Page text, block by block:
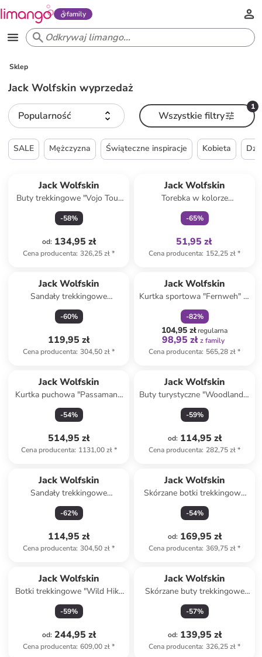
family
Sklep
Jack Wolfskin wyprzedaż
Popularność
1
Wszystkie filtry
SALE Mężczyzna Świąteczne inspiracje Kobieta
Jack Wolfskin
Buty trekkingowe "Vojo Tour
Texapore" w kolorze czarnym
-58%
od: 134,95 zł
Cena producenta: 326,25 zł*
Jack Wolfskin
Torebka w kolorze
granatowym - 23 x 18 cm
-65%
51,95 zł
Cena producenta: 152,25 zł*
Jack Wolfskin
Sandały trekkingowe
"Outfresh" w kolorze czarnym
-60%
119,95 zł
Cena producenta: 304,50 zł*
Jack Wolfskin
Kurtka sportowa "Fernweh" w
kolorze szarym
-82%
104,95 złregularna
98,95 zł z family
Cena producenta: 565,28 zł*
Jack Wolfskin
Kurtka puchowa "Passamani"
w kolorze czarnym
-54%
514,95 zł
Cena producenta: 1131,00 zł*
Jack Wolfskin
Buty turystyczne "Woodland 2
Texapore Low" w kolorze
niebieskim
-59%
od: 114,95 zł
Cena producenta: 282,75 zł*
Jack Wolfskin
Sandały trekkingowe
"Lakewood" w kolorze
beżowym
-62%
114,95 zł
Cena producenta: 304,50 zł*
Jack Wolfskin
Skórzane botki trekkingowe
"Vojo Tour Texapore Mid" w
kolorze czarnym
-54%
od: 169,95 zł
Cena producenta: 369,75 zł*
Jack Wolfskin
Botki trekkingowe "Wild Hike
Texapore Mid" w kolorze
różowym
-59%
od: 244,95 zł
Cena producenta: 609,00 zł*
Jack Wolfskin
Skórzane buty trekkingowe
"Vojo Tour Texapore Mid" w
kolorze jasnoróżowym
-57%
od: 139,95 zł
Cena producenta: 326,25 zł*